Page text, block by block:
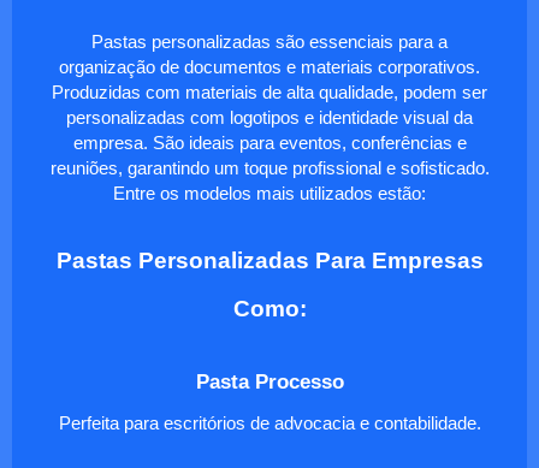
Pastas personalizadas são essenciais para a
organização de documentos e materiais corporativos.
Produzidas com materiais de alta qualidade, podem ser
personalizadas com logotipos e identidade visual da
empresa. São ideais para eventos, conferências e
reuniões, garantindo um toque profissional e sofisticado.
Entre os modelos mais utilizados estão:
Pastas Personalizadas Para Empresas
Como:
Pasta Processo
Perfeita para escritórios de advocacia e contabilidade.